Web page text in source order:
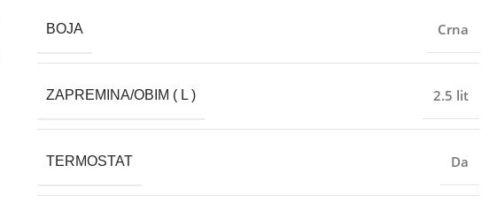
BOJA Crna
ZAPREMINA/OBIM ( L ) 2.5 lit
TERMOSTAT Da